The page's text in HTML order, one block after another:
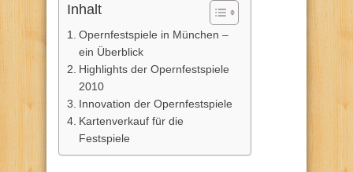
Inhalt
Opernfestspiele in München –
ein Überblick
Highlights der Opernfestspiele
2010
Innovation der Opernfestspiele
Kartenverkauf für die
Festspiele